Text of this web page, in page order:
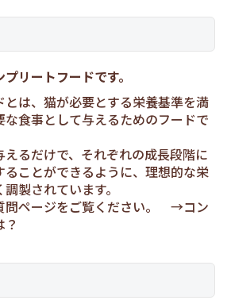
リートフードです。
とは、猫が必要とする栄養基準を満
食事として与えるためのフードで
るだけで、それぞれの成長段階に
ることができるように、理想的な栄
製されています。
問ページをご覧ください。 →コン